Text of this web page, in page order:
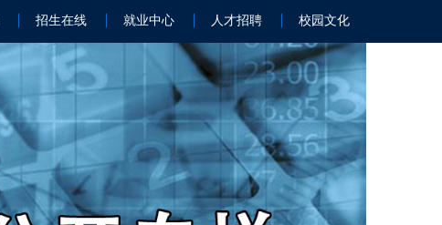
招生在线 就业中心 人才招聘 校园文化